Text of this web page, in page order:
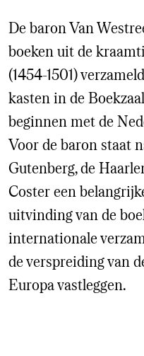
De baron Van
boeken uit de
(1454-1501)
kasten in de
beginnen met de
Voor de baron staat
Gutenberg, de
Coster een
uitvinding van de
internationale
de verspreiding van
Europa vastleggen.